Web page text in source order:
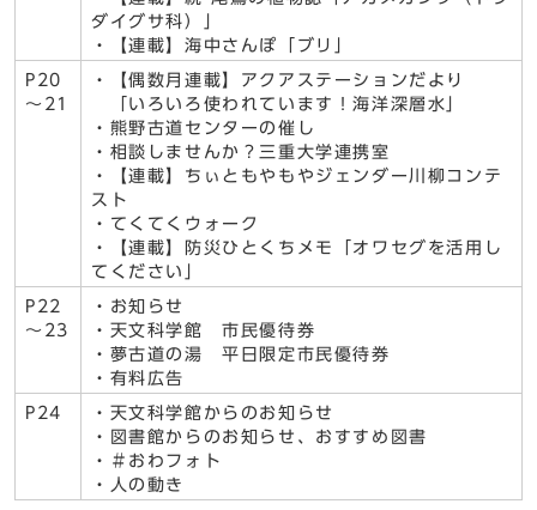
ダイグサ科）」
・【連載】海中さんぽ「ブリ」
P20
～21
・【偶数月連載】アクアステーションだより
「いろいろ使われています！海洋深層水」
・熊野古道センターの催し
・相談しませんか？三重大学連携室
・【連載】ちぃともやもやジェンダー川柳コンテ
スト
・てくてくウォーク
・【連載】防災ひとくちメモ「オワセグを活用し
てください」
P22
～23
・お知らせ
・天文科学館 市民優待券
・夢古道の湯 平日限定市民優待券
・有料広告
P24
・天文科学館からのお知らせ
・図書館からのお知らせ、おすすめ図書
・＃おわフォト
・人の動き